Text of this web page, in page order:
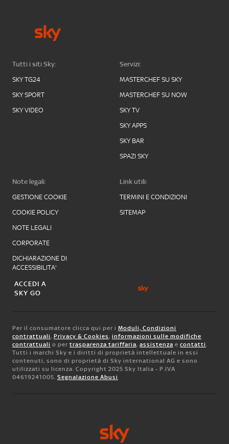
Tutti i siti Sky:
SKY TG24
SKY SPORT
SKY VIDEO
Servizi:
MASTERCHEF SU SKY
MASTERCHEF SU NOW
SKY TV
SKY APPS
SKY BAR
SPAZI SKY
Note legali:
GESTIONE COOKIE
COOKIE POLICY
NOTE LEGALI
CORPORATE
DICHIARAZIONE DI
ACCESSIBILITA'
Link utili:
TERMINI E CONDIZIONI
SITEMAP
ACCEDI A
SKY GO
Per il consumatore clicca qui per i Moduli, Condizioni
contrattuali, Privacy & Cookies, informazioni sulle modifiche
contrattuali o per trasparenza tariffaria, assistenza e contatti.
Tutti i marchi Sky e i diritti di proprietà intellettuale in essi
contenuti, sono di proprietà di Sky international AG e sono
utilizzati su licenza. Copyright 2025 Sky Italia - P.IVA
04619241005. Segnalazione Abusi